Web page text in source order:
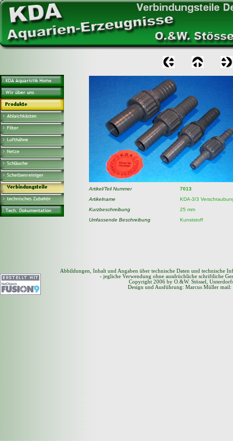
Artikel/Teil Nummer
7013
Artikelname
KDA-3/3
Kurzbeschreibung
25 mm
Umfassende Beschreibung
Kunststoff
Abbildungen, Inhalt und Angaben über technische Daten und technische
- jegliche Verwendung ohne ausdrüchliche schriftliche
Copyright 2006 by O.&W. Stössel,
Design und Ausführung: Marcus Müller mail: